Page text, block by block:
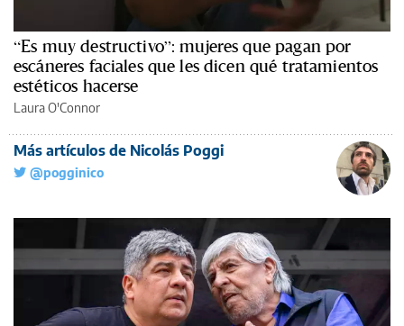
“Es muy destructivo”: mujeres que pagan por
escáneres faciales que les dicen qué tratamientos
estéticos hacerse
Laura O'Connor
Más artículos de Nicolás Poggi
@pogginico